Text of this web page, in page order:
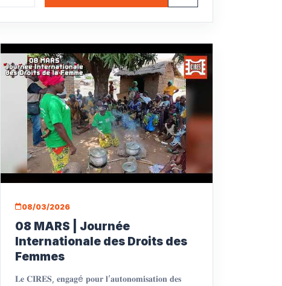
08/03/2026
08 MARS | Journée
Internationale des Droits des
Femmes
𝐋𝐞 𝐂𝐈𝐑𝐄𝐒, 𝐞𝐧𝐠𝐚𝐠é 𝐩𝐨𝐮𝐫 𝐥’𝐚𝐮𝐭𝐨𝐧𝐨𝐦𝐢𝐬𝐚𝐭𝐢𝐨𝐧 𝐝𝐞𝐬